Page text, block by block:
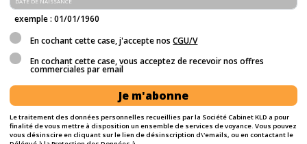
exemple : 01/01/1960
En cochant cette case, j'accepte nosCGU/V
En cochant cette case, vous acceptez de recevoir nos offres
commerciales par email
Je m'abonne
Le traitement des données personnelles recueillies par la Société Cabinet KLD a pour
finalité de vous mettre à disposition un ensemble de services de voyance. Vous pouvez
vous désinscire en cliquant sur le lien de désinscription d\'emails, ou en contactant le